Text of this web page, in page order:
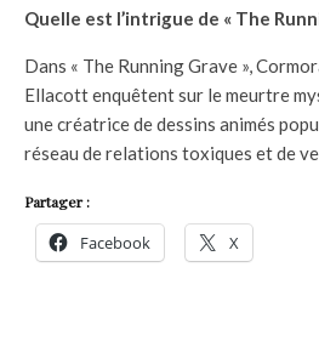
Quelle est l’intrigue de « The
Dans « The Running Grave »,
Ellacott enquêtent sur le meurtre
une créatrice de dessins animés
réseau de relations toxiques et de
Partager :
Facebook X